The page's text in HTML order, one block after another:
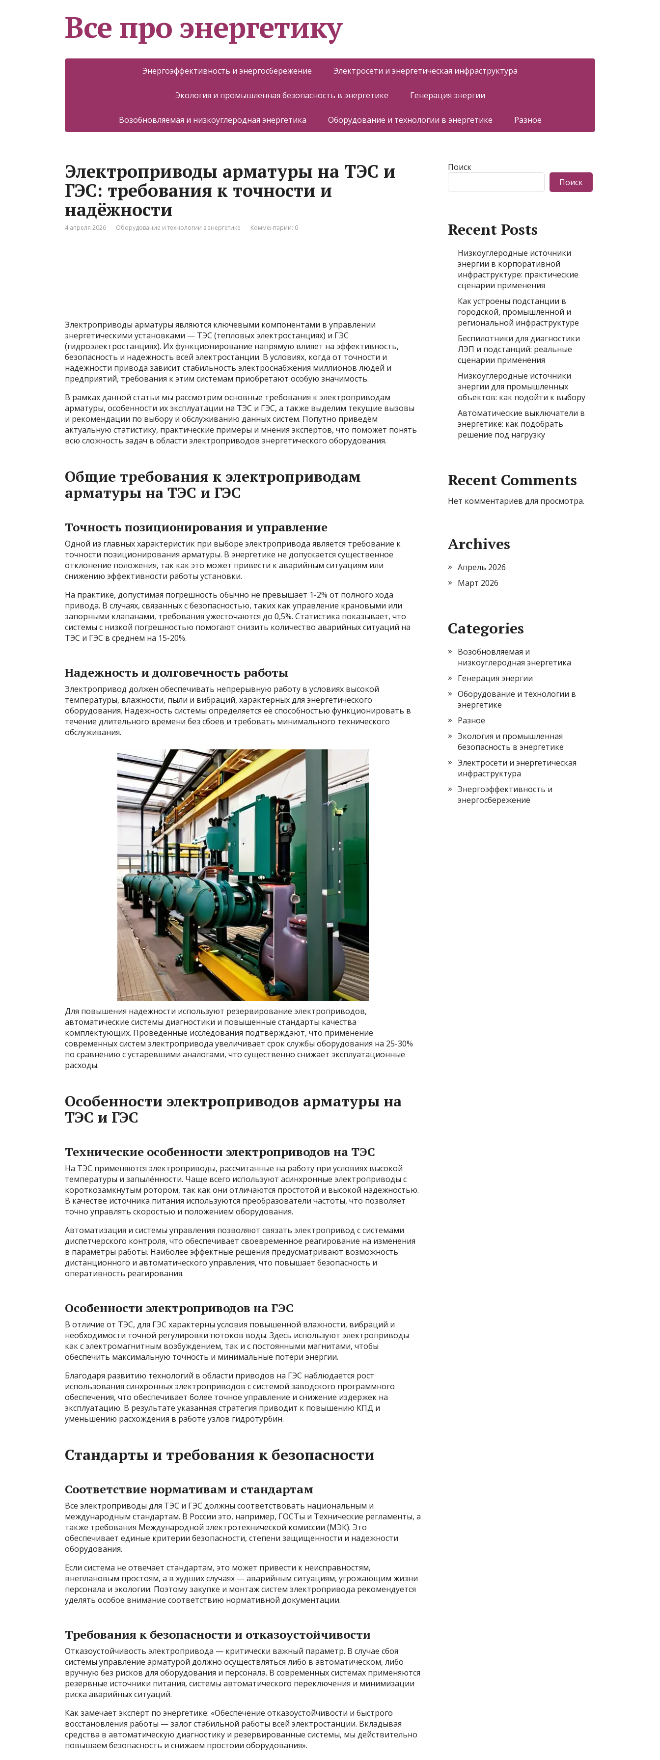
Все про энергетику
Энергоэффективность и энергосбережение Электросети и энергетическая инфраструктура
Экология и промышленная безопасность в энергетике Генерация энергии
Возобновляемая и низкоуглеродная энергетика Оборудование и технологии в энергетике Разное
Электроприводы арматуры на ТЭС и
ГЭС: требования к точности и
надёжности
4 апреля 2026 Оборудование и технологии в энергетике Комментарии: 0
Электроприводы арматуры являются ключевыми компонентами в управлении
энергетическими установками — ТЭС (тепловых электростанциях) и ГЭС
(гидроэлектростанциях). Их функционирование напрямую влияет на эффективность,
безопасность и надежность всей электростанции. В условиях, когда от точности и
надежности привода зависит стабильность электроснабжения миллионов людей и
предприятий, требования к этим системам приобретают особую значимость.
В рамках данной статьи мы рассмотрим основные требования к электроприводам
арматуры, особенности их эксплуатации на ТЭС и ГЭС, а также выделим текущие вызовы
и рекомендации по выбору и обслуживанию данных систем. Попутно приведём
актуальную статистику, практические примеры и мнения экспертов, что поможет понять
всю сложность задач в области электроприводов энергетического оборудования.
Общие требования к электроприводам
арматуры на ТЭС и ГЭС
Точность позиционирования и управление
Одной из главных характеристик при выборе электропривода является требование к
точности позиционирования арматуры. В энергетике не допускается существенное
отклонение положения, так как это может привести к аварийным ситуациям или
снижению эффективности работы установки.
На практике, допустимая погрешность обычно не превышает 1-2% от полного хода
привода. В случаях, связанных с безопасностью, таких как управление крановыми или
запорными клапанами, требования ужесточаются до 0,5%. Статистика показывает, что
системы с низкой погрешностью помогают снизить количество аварийных ситуаций на
ТЭС и ГЭС в среднем на 15-20%.
Надежность и долговечность работы
Электропривод должен обеспечивать непрерывную работу в условиях высокой
температуры, влажности, пыли и вибраций, характерных для энергетического
оборудования. Надежность системы определяется её способностью функционировать в
течение длительного времени без сбоев и требовать минимального технического
обслуживания.
Для повышения надежности используют резервирование электроприводов,
автоматические системы диагностики и повышенные стандарты качества
комплектующих. Проведённые исследования подтверждают, что применение
современных систем электропривода увеличивает срок службы оборудования на 25-30%
по сравнению с устаревшими аналогами, что существенно снижает эксплуатационные
расходы.
Особенности электроприводов арматуры на
ТЭС и ГЭС
Технические особенности электроприводов на ТЭС
На ТЭС применяются электроприводы, рассчитанные на работу при условиях высокой
температуры и запылённости. Чаще всего используют асинхронные электроприводы с
короткозамкнутым ротором, так как они отличаются простотой и высокой надежностью.
В качестве источника питания используются преобразователи частоты, что позволяет
точно управлять скоростью и положением оборудования.
Автоматизация и системы управления позволяют связать электропривод с системами
диспетчерского контроля, что обеспечивает своевременное реагирование на изменения
в параметры работы. Наиболее эффектные решения предусматривают возможность
дистанционного и автоматического управления, что повышает безопасность и
оперативность реагирования.
Особенности электроприводов на ГЭС
В отличие от ТЭС, для ГЭС характерны условия повышенной влажности, вибраций и
необходимости точной регулировки потоков воды. Здесь используют электроприводы
как с электромагнитным возбуждением, так и с постоянными магнитами, чтобы
обеспечить максимальную точность и минимальные потери энергии.
Благодаря развитию технологий в области приводов на ГЭС наблюдается рост
использования синхронных электроприводов с системой заводского программного
обеспечения, что обеспечивает более точное управление и снижение издержек на
эксплуатацию. В результате указанная стратегия приводит к повышению КПД и
уменьшению расхождения в работе узлов гидротурбин.
Стандарты и требования к безопасности
Соответствие нормативам и стандартам
Все электроприводы для ТЭС и ГЭС должны соответствовать национальным и
международным стандартам. В России это, например, ГОСТы и Технические регламенты, а
также требования Международной электротехнической комиссии (МЭК). Это
обеспечивает единые критерии безопасности, степени защищенности и надежности
оборудования.
Если система не отвечает стандартам, это может привести к неисправностям,
внеплановым простоям, а в худших случаях — аварийным ситуациям, угрожающим жизни
персонала и экологии. Поэтому закупке и монтаж систем электропривода рекомендуется
уделять особое внимание соответствию нормативной документации.
Требования к безопасности и отказоустойчивости
Отказоустойчивость электропривода — критически важный параметр. В случае сбоя
системы управление арматурой должно осуществляться либо в автоматическом, либо
вручную без рисков для оборудования и персонала. В современных системах применяются
резервные источники питания, системы автоматического переключения и минимизации
риска аварийных ситуаций.
Как замечает эксперт по энергетике: «Обеспечение отказоустойчивости и быстрого
восстановления работы — залог стабильной работы всей электростанции. Вкладывая
средства в автоматическую диагностику и резервированные системы, мы действительно
повышаем безопасность и снижаем простоии оборудования».
Поиск
Поиск
Recent Posts
Низкоуглеродные источники
энергии в корпоративной
инфраструктуре: практические
сценарии применения
Как устроены подстанции в
городской, промышленной и
региональной инфраструктуре
Беспилотники для диагностики
ЛЭП и подстанций: реальные
сценарии применения
Низкоуглеродные источники
энергии для промышленных
объектов: как подойти к выбору
Автоматические выключатели в
энергетике: как подобрать
решение под нагрузку
Recent Comments
Нет комментариев для просмотра.
Archives
Апрель 2026
Март 2026
Categories
Возобновляемая и
низкоуглеродная энергетика
Генерация энергии
Оборудование и технологии в
энергетике
Разное
Экология и промышленная
безопасность в энергетике
Электросети и энергетическая
инфраструктура
Энергоэффективность и
энергосбережение